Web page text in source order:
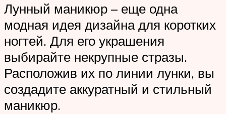
Лунный маникюр – еще одна
модная идея дизайна для коротких
ногтей. Для его украшения
выбирайте некрупные стразы.
Расположив их по линии лунки, вы
создадите аккуратный и стильный
маникюр.